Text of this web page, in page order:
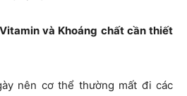
và Khoáng chất cần thiết
nên cơ thể thường mất đi các